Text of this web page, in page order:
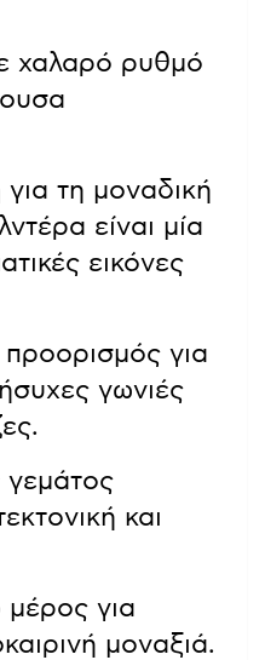
χαλαρό ρυθμό
τη μοναδική
είναι μία
εικόνες
για
γωνιές
και
μέρος για
μοναξιά.